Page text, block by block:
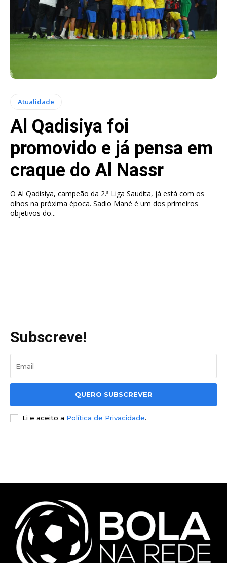
Atualidade
Al Qadisiya foi
promovido e já pensa em
craque do Al Nassr
O Al Qadisiya, campeão da 2.ª Liga Saudita, já está com os
olhos na próxima época. Sadio Mané é um dos primeiros
objetivos do...
Subscreve!
QUERO SUBSCREVER
Li e aceito a Política de Privacidade.